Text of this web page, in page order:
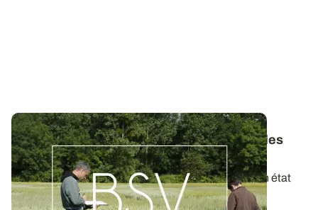
Bulletins de Santé du Végétal - Consultez les
derniers BSV de votre région
Ces bulletins, publiés chaque semaine, dressent un état
des lieux exhaustif des cultures...